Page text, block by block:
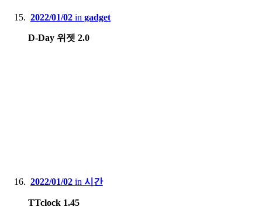
2022/01/02 in gadget
D-Day 위젯 2.0
2022/01/02 in 시간
TTclock 1.45